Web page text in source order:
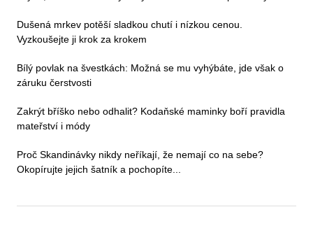
Dušená mrkev potěší sladkou chutí i nízkou cenou.
Vyzkoušejte ji krok za krokem
Bílý povlak na švestkách: Možná se mu vyhýbáte, jde však o
záruku čerstvosti
Zakrýt bříško nebo odhalit? Kodaňské maminky boří pravidla
mateřství i módy
Proč Skandinávky nikdy neříkají, že nemají co na sebe?
Okopírujte jejich šatník a pochopíte...